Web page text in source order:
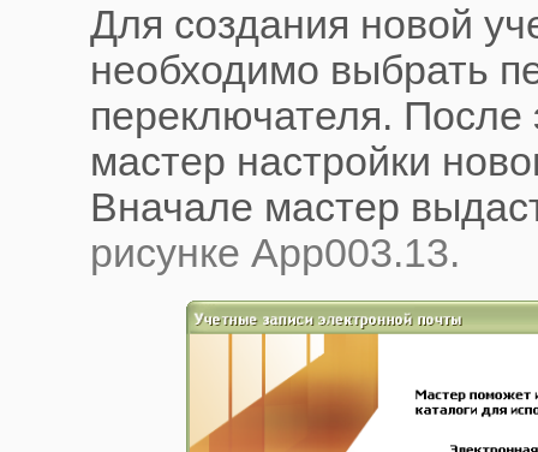
Для создания новой
необходимо выбрать
переключателя. После
мастер настройки
Вначале мастер
рисунке App003.13.